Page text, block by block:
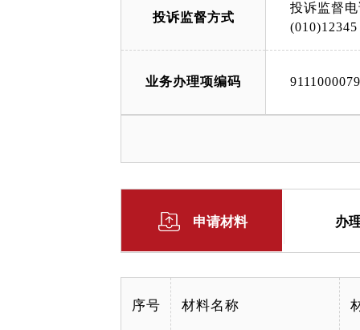
投诉监督方式
投诉监督
(010)12345
业务办理项编码
申请材料 办
序号 材料名称